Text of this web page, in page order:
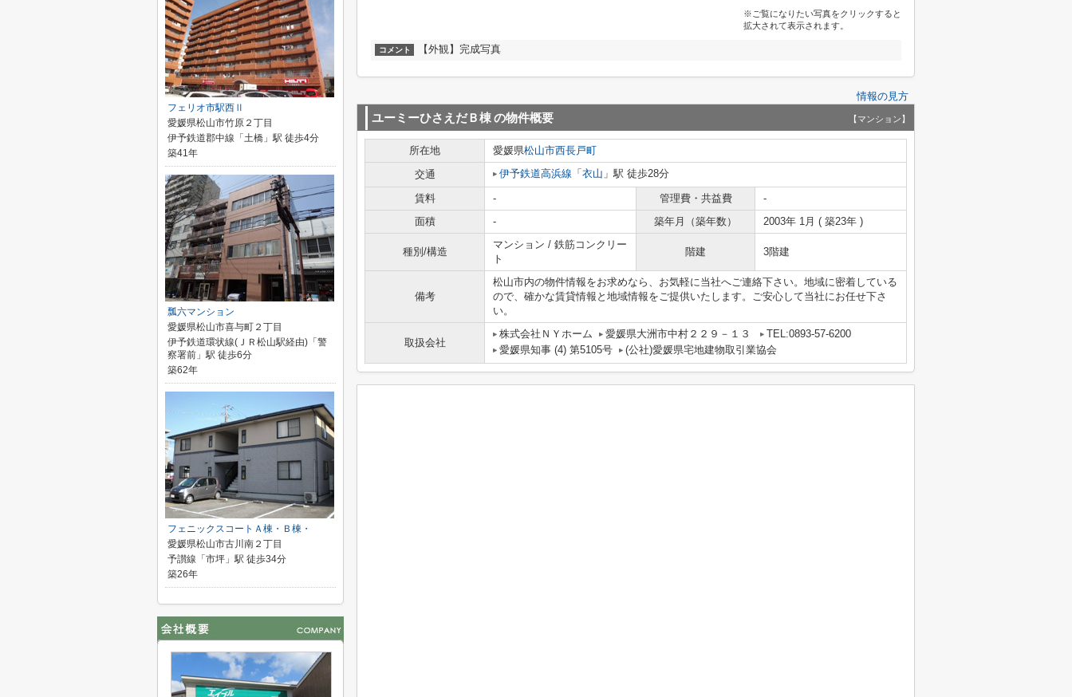
※ご覧になりたい写真をクリックすると
拡大されて表示されます。
コメント 【外観】完成写真
情報の見方
ユーミーひさえだＢ棟の物件概要 【マンション】
所在地 愛媛県松山市西長戸町
交通
伊予鉄道高浜線 「 衣山 」駅 徒歩28分
賃料 - 管理費・共益費
-
面積
- 築年月（築年数） 2003年 1月 ( 築23年 )
種別/構造
マンション / 鉄筋コンクリー
ト
階建 3階建
備考
松山市内の物件情報をお求めなら、お気軽に当社へご連絡下さい。地域に密着している
ので、確かな賃貸情報と地域情報をご提供いたします。ご安心して当社にお任せ下さ
い。
取扱会社
株式会社ＮＹホーム 愛媛県大洲市中村２２９－１３
TEL:0893-57-6200
愛媛県知事 (4) 第5105号
(公社)愛媛県宅地建物取引業協会
フェリオ市駅西Ⅱ
愛媛県松山市竹原２丁目
伊予鉄道郡中線「土橋」駅 徒歩4分
築41年
瓢六マンション
愛媛県松山市喜与町２丁目
伊予鉄道環状線(ＪＲ松山駅経由)「警
察署前」駅 徒歩6分
築62年
フェニックスコートＡ棟・Ｂ棟・
愛媛県松山市古川南２丁目
予讃線「市坪」駅 徒歩34分
築26年